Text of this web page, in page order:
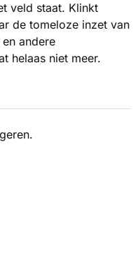
veld staat. Klinkt
de tomeloze inzet van
andere
helaas niet meer.